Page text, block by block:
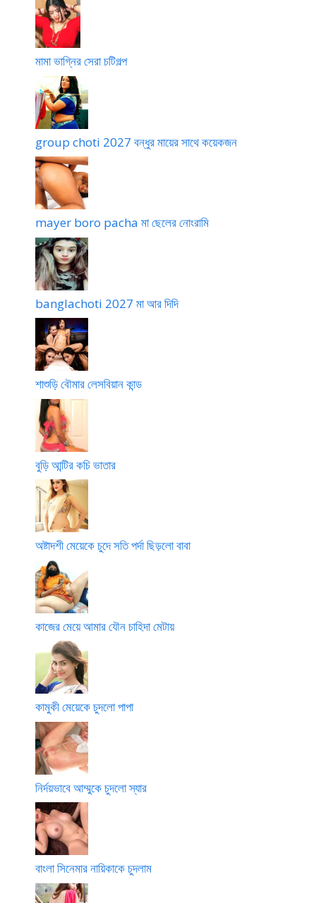
মামা ভাগ্নির সেরা চটিগল্প
group choti 2027 বন্ধুর মায়ের সাথে কয়েকজন
mayer boro pacha মা ছেলের নোংরামি
banglachoti 2027 মা আর দিদি
শাশুড়ি বৌমার লেসবিয়ান কান্ড
বুড়ি আন্টির কচি ভাতার
অষ্টাদশী মেয়েকে চুদে সতি পর্দা ছিড়লো বাবা
কাজের মেয়ে আমার যৌন চাহিদা মেটায়
কামুকী মেয়েকে চুদলো পাপা
নির্দয়ভাবে আম্মুকে চুদলো স্যার
বাংলা সিনেমার নায়িকাকে চুদলাম